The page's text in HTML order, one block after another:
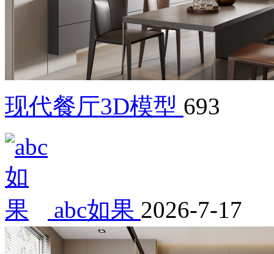
现代餐厅3D模型 693
abc如果 2026-7-17